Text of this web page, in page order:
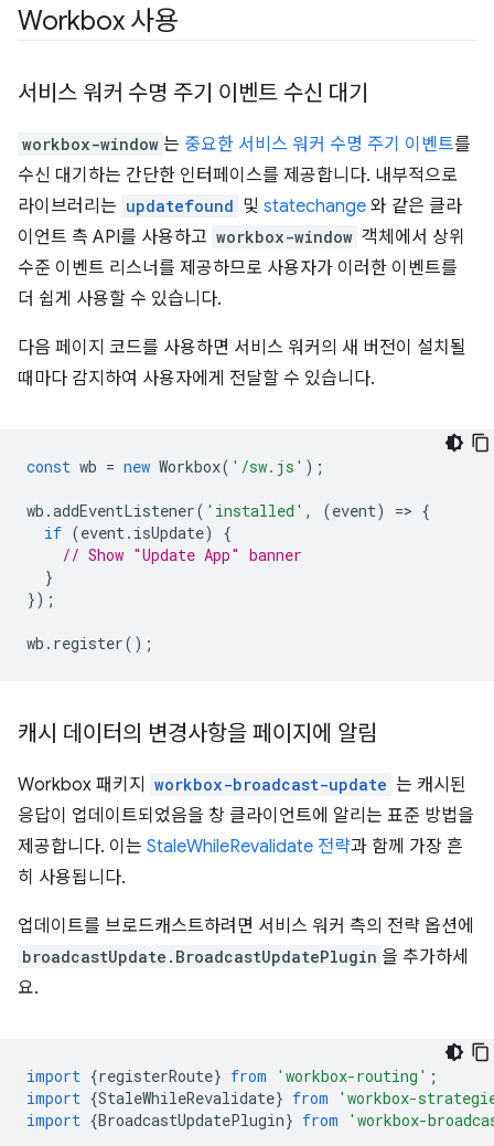
Workbox 사용
서비스 워커 수명 주기 이벤트 수신 대기
workbox-window 는 중요한 서비스 워커 수명 주기 이벤트를
수신 대기하는 간단한 인터페이스를 제공합니다. 내부적으로
라이브러리는 updatefound 및 statechange 와 같은 클라
이언트 측 API를 사용하고 workbox-window 객체에서 상위
수준 이벤트 리스너를 제공하므로 사용자가 이러한 이벤트를
더 쉽게 사용할 수 있습니다.
다음 페이지 코드를 사용하면 서비스 워커의 새 버전이 설치될
때마다 감지하여 사용자에게 전달할 수 있습니다.
const wb = new Workbox( '/sw.js' );
wb .addEventListener( 'installed' , (event) => {
if (event. isUpdate)
{
// Show "Update App" banner
}
});
wb . register();
캐시 데이터의 변경사항을 페이지에 알림
Workbox 패키지 workbox-broadcast-update 는 캐시된
응답이 업데이트되었음을 창 클라이언트에 알리는 표준 방법을
제공합니다. 이는 StaleWhileRevalidate 전략과 함께 가장 흔
히 사용됩니다.
업데이트를 브로드캐스트하려면 서비스 워커 측의 전략 옵션에
broadcastUpdate.BroadcastUpdatePlugin 을 추가하세
요.
import {registerRoute} from 'workbox-routing' ;
import {StaleWhileRevalidate} from
'workbox-
import {BroadcastUpdatePlugin} from 'workbox-